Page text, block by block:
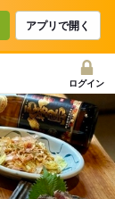
アプリで開く
ログイン